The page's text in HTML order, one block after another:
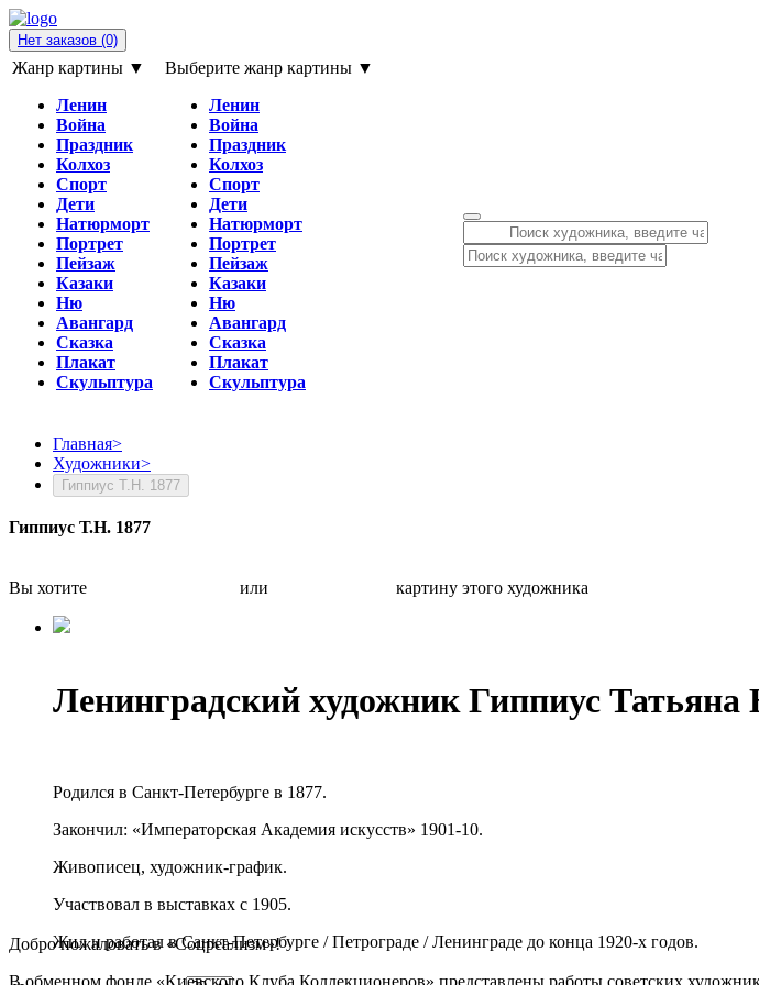
Нет заказов (0)
Жанр картины ▼
Ленин
Война
Праздник
Колхоз
Спорт
Дети
Натюрморт
Портрет
Пейзаж
Казаки
Ню
Авангард
Сказка
Плакат
Скульптура
Выберите жанр картины ▼
Ленин
Война
Праздник
Колхоз
Спорт
Дети
Натюрморт
Портрет
Пейзаж
Казаки
Ню
Авангард
Сказка
Плакат
Скульптура
Главная>
Художники>
Гиппиус Т.Н. 1877
Гиппиус Т.Н. 1877
Вы хотите или картину этого художника
Ленинградский художник Гиппиус Татьяна
Родился в Санкт-Петербургe в 1877.
Закончил: «Императорская Академия искусств» 1901-10.
Живописец, художник-график.
Участвовал в выставках с 1905.
Жил и работал в Санкт-Петербурге / Петрограде / Ленинграде до конца 1920-х годов.
Добро пожаловать в «Соцреализм»!
В обменном фонде «Киевского Клуба Коллекционеров» представлены работы советских